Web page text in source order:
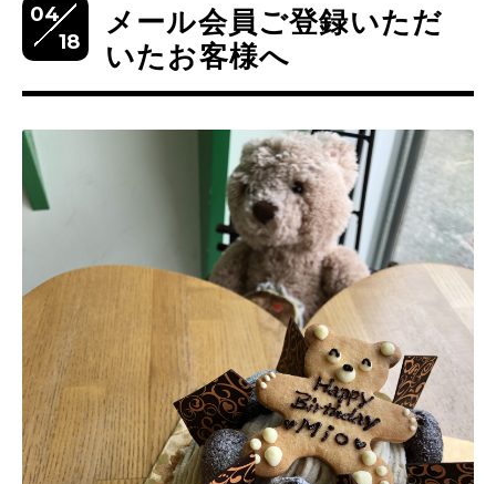
04
18
メール会員ご登録いただ
いたお客様へ